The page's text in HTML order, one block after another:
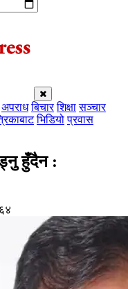
अपराध बिचार शिक्षा सञ्चार
भिडियो प्रवास
हुँदैन :